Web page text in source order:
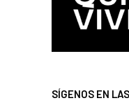
SÍGENOS EN